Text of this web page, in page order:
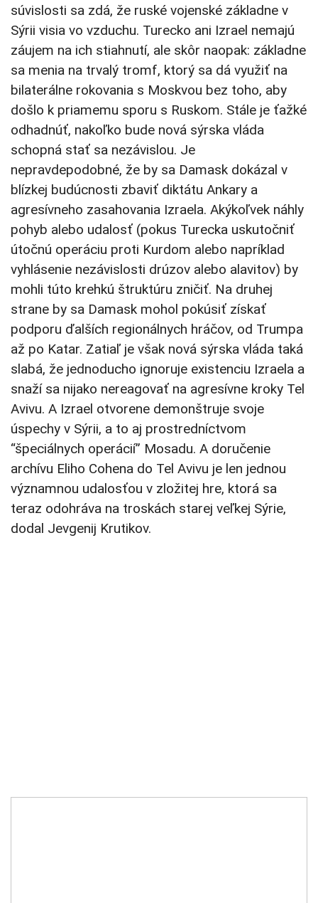
súvislosti sa zdá, že ruské vojenské základne v
Sýrii visia vo vzduchu. Turecko ani Izrael nemajú
záujem na ich stiahnutí, ale skôr naopak: základne
sa menia na trvalý tromf, ktorý sa dá využiť na
bilaterálne rokovania s Moskvou bez toho, aby
došlo k priamemu sporu s Ruskom. Stále je ťažké
odhadnúť, nakoľko bude nová sýrska vláda
schopná stať sa nezávislou. Je
nepravdepodobné, že by sa Damask dokázal v
blízkej budúcnosti zbaviť diktátu Ankary a
agresívneho zasahovania Izraela. Akýkoľvek náhly
pohyb alebo udalosť (pokus Turecka uskutočniť
útočnú operáciu proti Kurdom alebo napríklad
vyhlásenie nezávislosti drúzov alebo alavitov) by
mohli túto krehkú štruktúru zničiť. Na druhej
strane by sa Damask mohol pokúsiť získať
podporu ďalších regionálnych hráčov, od Trumpa
až po Katar. Zatiaľ je však nová sýrska vláda taká
slabá, že jednoducho ignoruje existenciu Izraela a
snaží sa nijako nereagovať na agresívne kroky Tel
Avivu. A Izrael otvorene demonštruje svoje
úspechy v Sýrii, a to aj prostredníctvom
“špeciálnych operácií” Mosadu. A doručenie
archívu Eliho Cohena do Tel Avivu je len jednou
významnou udalosťou v zložitej hre, ktorá sa
teraz odohráva na troskách starej veľkej Sýrie,
dodal Jevgenij Krutikov.